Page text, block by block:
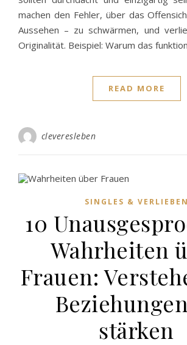
machen den Fehler, über das
Aussehen – zu schwärmen, und
Originalität. Beispiel: Warum das
READ MORE
cleveresleben
SINGLES & VERLIEBEN
10
Wahrheiten
Frauen:
stärken